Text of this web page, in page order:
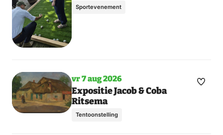
Sportevenement
Toon
meer
dagen
vr 7 aug 2026
Expositie Jacob & Coba
Ritsema
Tentoonstelling
Maak